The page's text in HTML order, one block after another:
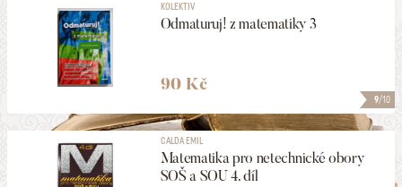
9/10
KOLEKTIV
Odmaturuj! z matematiky 3
90 Kč
CALDA EMIL
Matematika pro netechnické obory
SOŠ a SOU 4. díl